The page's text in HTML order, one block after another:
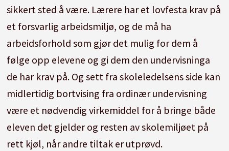
sikkert sted å være. Lærere har et lovfesta krav på
et forsvarlig arbeidsmiljø, og de må ha
arbeidsforhold som gjør det mulig for dem å
følge opp elevene og gi dem den undervisninga
de har krav på. Og sett fra skoleledelsens side kan
midlertidig bortvising fra ordinær undervisning
være et nødvendig virkemiddel for å bringe både
eleven det gjelder og resten av skolemiljøet på
rett kjøl, når andre tiltak er utprøvd.